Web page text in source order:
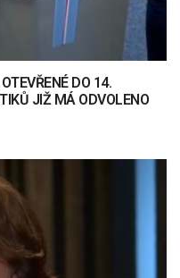
DO 14.
JIŽ MÁ ODVOLENO